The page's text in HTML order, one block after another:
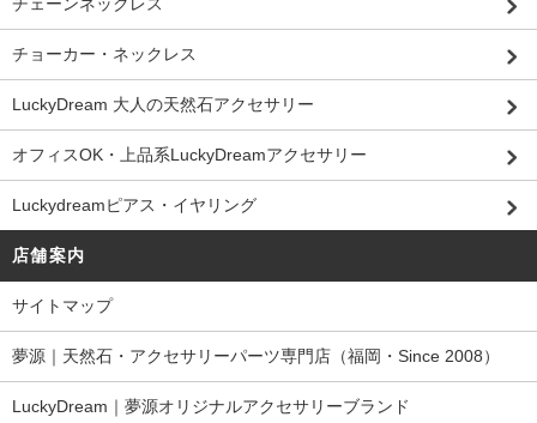
チョーカー・ネックレス
LuckyDream 大人の天然石アクセサリー
オフィスOK・上品系LuckyDreamアクセサリー
Luckydreamピアス・イヤリング
店舗案内
サイトマップ
夢源｜天然石・アクセサリーパーツ専門店（福岡・Since 2008）
LuckyDream｜夢源オリジナルアクセサリーブランド